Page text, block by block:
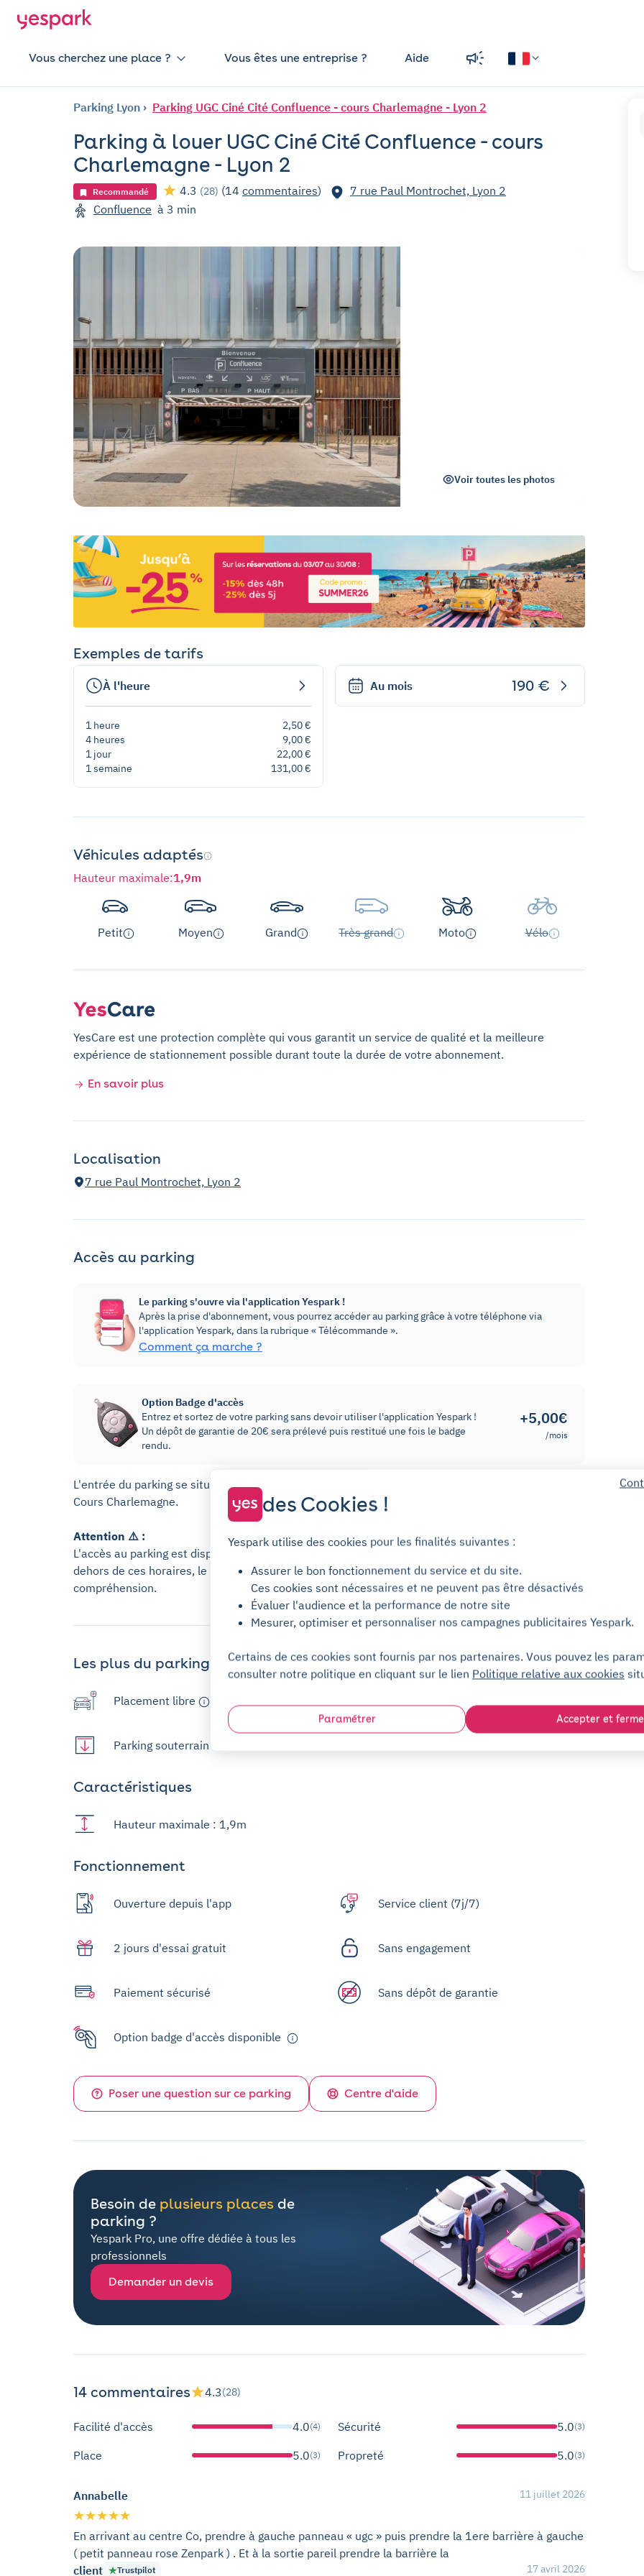
Vous cherchez une place ? Vous êtes une entreprise ? Aide
Parking Lyon Parking UGC Ciné Cité Confluence - cours Charlemagne - Lyon 2
Parking à louer UGC Ciné Cité Confluence - cours
Charlemagne - Lyon 2
Recommandé 4.3 (28) (14 commentaires)
7 rue Paul Montrochet, Lyon 2
Confluence à 3 min
Voir toutes les photos
Exemples de tarifs
À l'heure
1 heure
2,50 €
4 heures
9,00 €
1 jour
22,00 €
1 semaine
131,00 €
Au mois 190 €
Véhicules adaptés
Hauteur maximale:1,9m
Petit Moyen Grand Très grand Moto Vélo
YesCare est une protection complète qui vous garantit un service de qualité et la meilleure
expérience de stationnement possible durant toute la durée de votre abonnement.
En savoir plus
Localisation
7 rue Paul Montrochet, Lyon 2
Accès au parking
Le parking s'ouvre via l'application Yespark !
Après la prise d'abonnement, vous pourrez accéder au parking grâce à votre téléphone via
l'application Yespark, dans la rubrique « Télécommande ».
Comment ça marche ?
Option Badge d'accès
Entrez et sortez de votre parking sans devoir utiliser l'application Yespark !
Un dépôt de garantie de 20€ sera prélevé puis restitué une fois le badge
rendu.
+5,00€
/mois
L'entrée du parking se situe au 112 Cours Charlemagne. L'entrée pour les piétons se situe au 112
Cours Charlemagne.
Attention ⚠️ :
L'accès au parking est disponible du lundi à partir de 7h30 jusqu'au samedi à 1h00 du matin. En
dehors de ces horaires, le parking ne sera pas accessible. Nous vous remercions de votre
compréhension.
Les plus du parking
Placement libre
Parking souterrain
Caractéristiques
Hauteur maximale : 1,9m
Fonctionnement
Ouverture depuis l'app Service client (7j/7)
2 jours d'essai gratuit Sans engagement
Paiement sécurisé Sans dépôt de garantie
Option badge d'accès disponible
Poser une question sur ce parking Centre d'aide
Besoin de plusieurs places de
parking ?
Yespark Pro, une offre dédiée à tous les
professionnels
Demander un devis
14 commentaires 4.3(28)
Facilité d'accès 4.0(4) Sécurité 5.0(3)
Place 5.0(3) Propreté 5.0(3)
Annabelle 11 juillet 2026
En arrivant au centre Co, prendre à gauche panneau « ugc » puis prendre la 1ere barrière à gauche
( petit panneau rose Zenpark ) . Et à la sortie pareil prendre la barrière la
client
Trustpilot 17 avril 2026
des Cookies !
Yespark utilise des cookies pour les finalités suivantes :
Assurer le bon fonctionnement du service et du site.
Ces cookies sont nécessaires et ne peuvent pas être désactivés
Évaluer l'audience et la performance de notre site
Mesurer, optimiser et personnaliser nos campagnes publicitaires Yespark.
Certains de ces cookies sont fournis par nos partenaires. Vous pouvez les
consulter notre politique en cliquant sur le lien Politique relative aux cookies
Paramétrer Accepter et